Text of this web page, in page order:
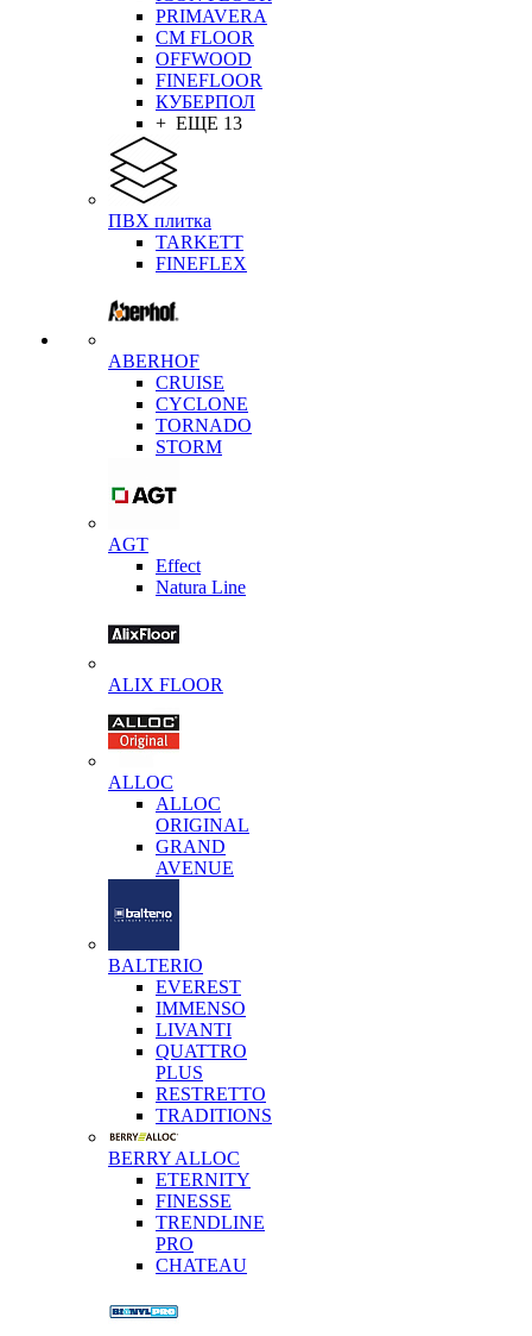
PRIMAVERA
CM FLOOR
OFFWOOD
FINEFLOOR
КУБЕРПОЛ
+ ЕЩЕ 13
ПВХ плитка
TARKETT
FINEFLEX
ABERHOF
CRUISE
CYCLONE
TORNADO
STORM
AGT
Effect
Natura Line
ALIX FLOOR
ALLOC
ALLOC
ORIGINAL
GRAND
AVENUE
BALTERIO
EVEREST
IMMENSO
LIVANTI
QUATTRO
PLUS
RESTRETTO
TRADITIONS
BERRY ALLOC
ETERNITY
FINESSE
TRENDLINE
PRO
CHATEAU